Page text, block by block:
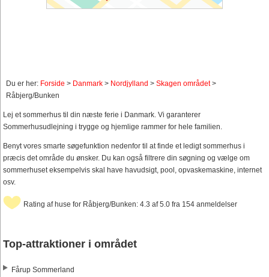
Du er her: Forside > Danmark > Nordjylland > Skagen området>
Råbjerg/Bunken
Lej et sommerhus til din næste ferie i Danmark. Vi garanterer
Sommerhusudlejning i trygge og hjemlige rammer for hele familien.
Benyt vores smarte søgefunktion nedenfor til at finde et ledigt sommerhus i
præcis det område du ønsker. Du kan også filtrere din søgning og vælge om
sommerhuset eksempelvis skal have havudsigt, pool, opvaskemaskine, internet
osv.
Rating af huse for Råbjerg/Bunken: 4.3 af 5.0 fra 154 anmeldelser
Top-attraktioner i området
Fårup Sommerland